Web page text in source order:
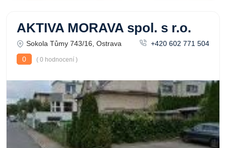
AKTIVA MORAVA spol. s r.o.
Sokola Tůmy 743/16, Ostrava
+420 602 771 504
0
( 0 hodnocení )